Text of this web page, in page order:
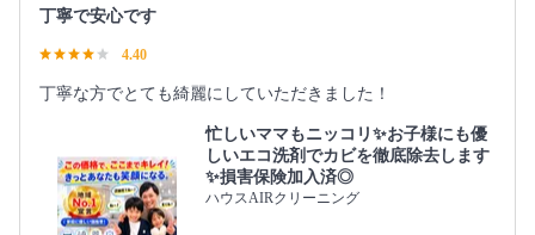
丁寧で安心です
4.40
丁寧な方でとても綺麗にしていただきました！
忙しいママもニッコリ✨お子様にも優
しいエコ洗剤でカビを徹底除去します
✨損害保険加入済◎
ハウスAIRクリーニング